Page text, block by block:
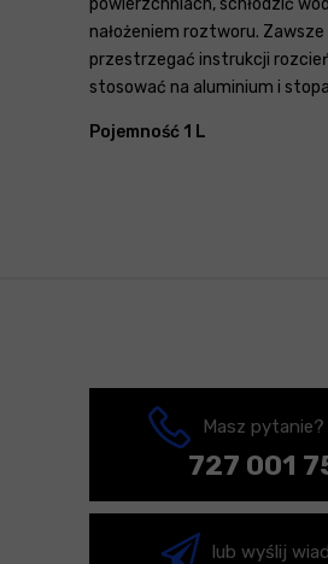
nałożeniem roztworu.
przestrzegać instrukcji
stosować na aluminium i
Pojemność 1 L
Masz
727 001
lub wyślij